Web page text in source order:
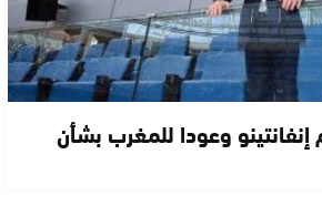
وعودا للمغرب بشأن